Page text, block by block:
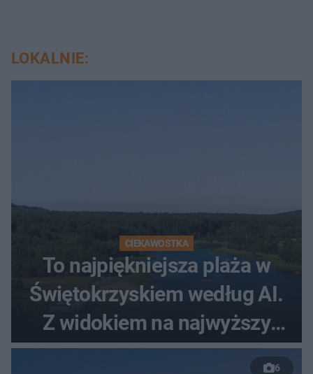
LOKALNIE:
CIEKAWOSTKA
To najpiękniejsza plaża w
Świętokrzyskiem według AI.
Z widokiem na najwyższy
szczyt Gór Świętokrzyskich
6